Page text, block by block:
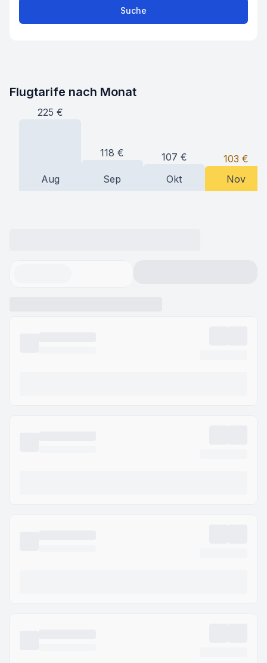
Suche
Flugtarife nach Monat
225 €
Aug
118 €
Sep
107 €
Okt
103 €
Nov